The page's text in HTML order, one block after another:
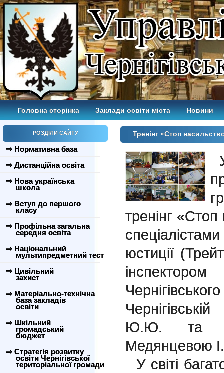
Головна сторінка Заклади освіти міста Новини
РОЗДІЛИ САЙТУ
⇒ Нормативна база
⇒ Дистанційна освіта
⇒ Нова українська
школа
⇒ Вступ до першого
класу
⇒ Профільна загальна
середня освіта
⇒ Національний
мультипредметний тест
⇒ Цивільний
захист
⇒ Матеріально-технічна
база закладів
освіти
⇒ Шкільний
громадський
бюджет
⇒ Стратегія розвитку
освіти Чернігівської
територіальної громади
Тренінг «Стоп
тренінг
юстиції
Ю.Ю. та
Медянцевою
У світі